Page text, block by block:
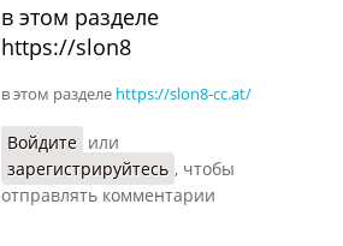
в этом разделе
https://slon8
в этом разделе https://slon8-cc.at/
Войдите или
зарегистрируйтесь , чтобы
отправлять комментарии